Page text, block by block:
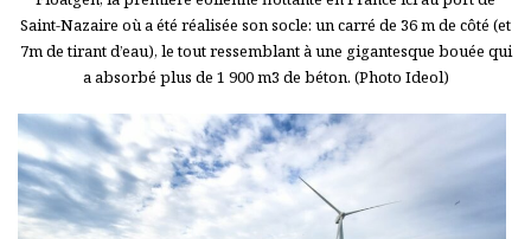
Saint-Nazaire où a été réalisée son socle: un carré de 36 m de côté (et
7m de tirant d’eau), le tout ressemblant à une gigantesque bouée qui
a absorbé plus de 1 900 m3 de béton. (Photo Ideol)